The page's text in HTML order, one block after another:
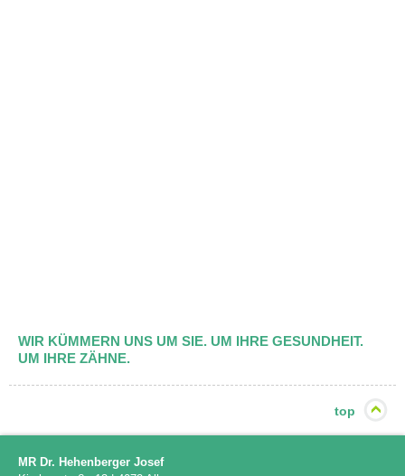
WIR KÜMMERN UNS UM SIE. UM IHRE GESUNDHEIT.
UM IHRE ZÄHNE.
top
MR Dr. Hehenberger Josef